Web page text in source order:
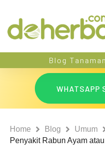
Blog
WHATSAPP
Home Blog
Umum